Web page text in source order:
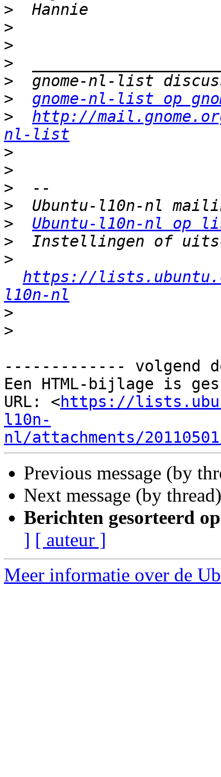
>
>
>
>
>
>
gnome-nl-list op
>
http://
nl-list
>
>
>
>
>
Ubuntu-l10n-nl op
>
>
https://
l10n-nl
>
>
------------- volgend
Een HTML-bijlage is
URL: <https://
l10n-
nl/attachments/
Previous message (by
Next message (by
Berichten gesorteerd
] [ auteur ]
Meer informatie over de